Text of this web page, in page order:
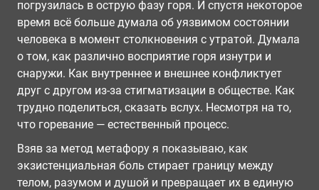
погрузилась в острую фазу горя. И спустя некоторое
время всё больше думала об уязвимом состоянии
человека в момент столкновения с утратой. Думала
о том, как различно восприятие горя изнутри и
снаружи. Как внутреннее и внешнее конфликтует
друг с другом из-за стигматизации в обществе. Как
трудно поделиться, сказать вслух. Несмотря на то,
что горевание — естественный процесс.
Взяв за метод метафору я показываю, как
экзистенциальная боль стирает границу между
телом, разумом и душой и превращает их в единую